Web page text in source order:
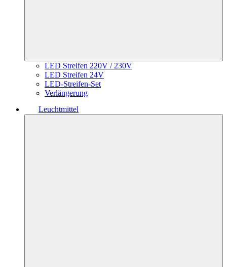
LED Streifen 220V / 230V
LED Streifen 24V
LED-Streifen-Set
Verlängerung
Leuchtmittel